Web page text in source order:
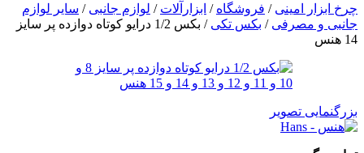
چرخ ابزار امینی / فروشگاه / ابزارآلات / لوازم جانبی / سایر لوازم
جانبی و مصرفی / بکس تکی /
بکس 1/2 درایو کوتاه دوازده پر سایز
14 هنس
بزرگنمایی تصویر